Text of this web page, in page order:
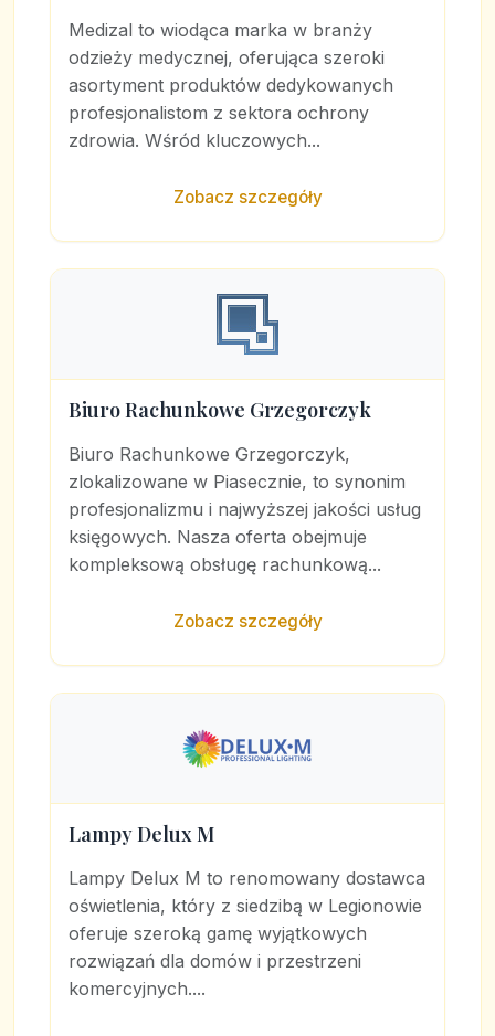
Medizal to wiodąca marka w branży
odzieży medycznej, oferująca szeroki
asortyment produktów dedykowanych
profesjonalistom z sektora ochrony
zdrowia. Wśród kluczowych...
Zobacz szczegóły
Biuro Rachunkowe Grzegorczyk
Biuro Rachunkowe Grzegorczyk,
zlokalizowane w Piasecznie, to synonim
profesjonalizmu i najwyższej jakości usług
księgowych. Nasza oferta obejmuje
kompleksową obsługę rachunkową...
Zobacz szczegóły
Lampy Delux M
Lampy Delux M to renomowany dostawca
oświetlenia, który z siedzibą w Legionowie
oferuje szeroką gamę wyjątkowych
rozwiązań dla domów i przestrzeni
komercyjnych....